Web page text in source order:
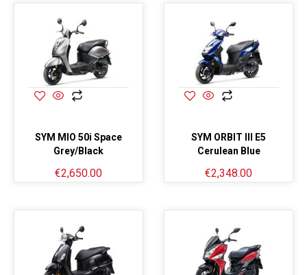
SYM MIO 50i Space
Grey/Black
€2,650.00
SYM ORBIT III E5
Cerulean Blue
€2,348.00